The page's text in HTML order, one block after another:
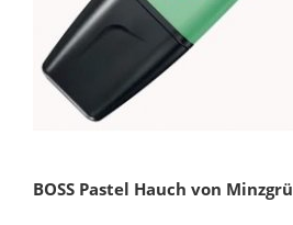
BOSS Pastel Hauch von Minzgrü